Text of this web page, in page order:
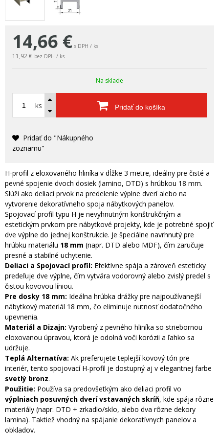
14,66 € s DPH / ks
11,92 € bez DPH / ks
Na sklade
ks Pridať do košíka
Pridať do "Nákupného
zoznamu"
H-profil z eloxovaného hliníka v dĺžke 3 metre, ideálny pre čisté a
pevné spojenie dvoch dosiek (lamino, DTD) s hrúbkou 18 mm.
Slúži ako deliaci prvok na predelenie výplne dverí alebo na
vytvorenie dekoratívneho spoja nábytkových panelov.
Spojovací profil typu H je nevyhnutným konštrukčným a
estetickým prvkom pre nábytkové projekty, kde je potrebné spojiť
dve výplne do jednej konštrukcie. Je špeciálne navrhnutý pre
hrúbku materiálu 18 mm (napr. DTD alebo MDF), čím zaručuje
presné a stabilné uchytenie.
Deliaci a Spojovací profil: Efektívne spája a zároveň esteticky
predeľuje dve výplne, čím vytvára vodorovný alebo zvislý predel s
čistou kovovou líniou.
Pre dosky 18 mm: Ideálna hrúbka drážky pre najpoužívanejší
nábytkový materiál 18 mm, čo eliminuje nutnosť dodatočného
upevnenia.
Materiál a Dizajn: Vyrobený z pevného hliníka so striebornou
eloxovanou úpravou, ktorá je odolná voči korózii a ľahko sa
udržuje.
Teplá Alternatíva: Ak preferujete teplejší kovový tón pre
interiér, tento spojovací H-profil je dostupný aj v elegantnej farbe
svetlý bronz.
Použitie: Používa sa predovšetkým ako deliaci profil vo
výplniach posuvných dverí vstavaných skríň, kde spája rôzne
materiály (napr. DTD + zrkadlo/sklo, alebo dva rôzne dekory
lamina). Taktiež vhodný na spájanie dekoratívnych panelov a
obkladov.